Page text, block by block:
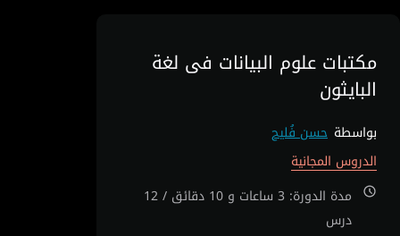
مكتبات علوم البيانات فى لغة
البايثون
بواسطة حسن فُليح
الدروس المجانية
مدة الدورة: 3 ساعات و 10 دقائق / 12
درس